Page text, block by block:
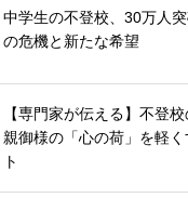
中学生の不登校、30万人
の危機と新たな希望
【専門家が伝える】不登
親御様の「心の荷」を軽
ト